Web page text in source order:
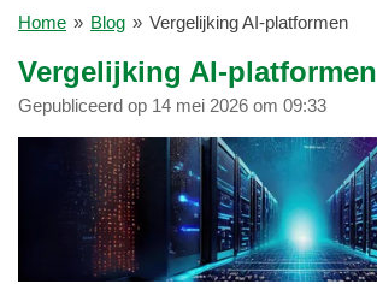
Home » Blog » Vergelijking AI-platformen
Vergelijking AI-platformen
Gepubliceerd op 14 mei 2026 om 09:33